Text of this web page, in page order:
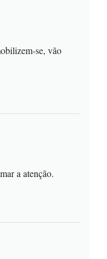
se, vão
a atenção.